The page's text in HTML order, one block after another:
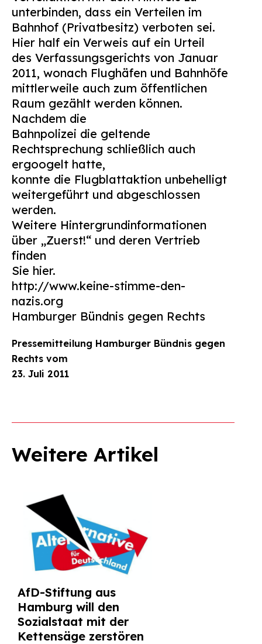
unterbinden, dass ein Verteilen im
Bahnhof (Privatbesitz) verboten sei.
Hier half ein Verweis auf ein Urteil
des Verfassungsgerichts von Januar
2011, wonach Flughäfen und Bahnhöfe
mittlerweile auch zum öffentlichen
Raum gezählt werden können.
Nachdem die
Bahnpolizei die geltende
Rechtsprechung schließlich auch
ergoogelt hatte,
konnte die Flugblattaktion unbehelligt
weitergeführt und abgeschlossen
werden.
Weitere Hintergrundinformationen
über „Zuerst!“ und deren Vertrieb
finden
Sie hier.
http://www.keine-stimme-den-
nazis.org
Hamburger Bündnis gegen Rechts
Pressemitteilung Hamburger Bündnis gegen
Rechts vom
23. Juli 2011
Weitere Artikel
AfD-Stiftung aus
Hamburg will den
Sozialstaat mit der
Kettensäge zerstören